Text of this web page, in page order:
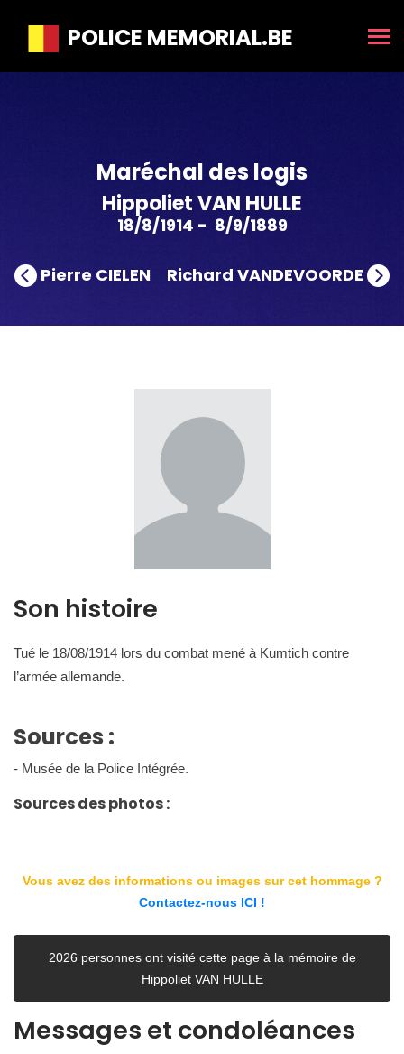
POLICE MEMORIAL.BE
Maréchal des logis
Hippoliet VAN HULLE
18/8/1914 - 8/9/1889
Pierre CIELEN Richard VANDEVOORDE
Son histoire
Tué le 18/08/1914 lors du combat mené à Kumtich contre
l’armée allemande.
Sources :
- Musée de la Police Intégrée.
Sources des photos :
Vous avez des informations ou images sur cet hommage ?
Contactez-nous ICI !
2026 personnes ont visité cette page à la mémoire de
Hippoliet VAN HULLE
Messages et condoléances